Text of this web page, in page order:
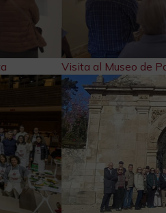
Visita al Museo de